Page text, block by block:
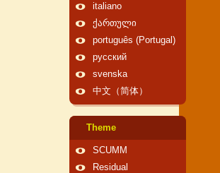
italiano
ქართული
português (Portugal)
русский
svenska
中文（简体）
Theme
SCUMM
Residual